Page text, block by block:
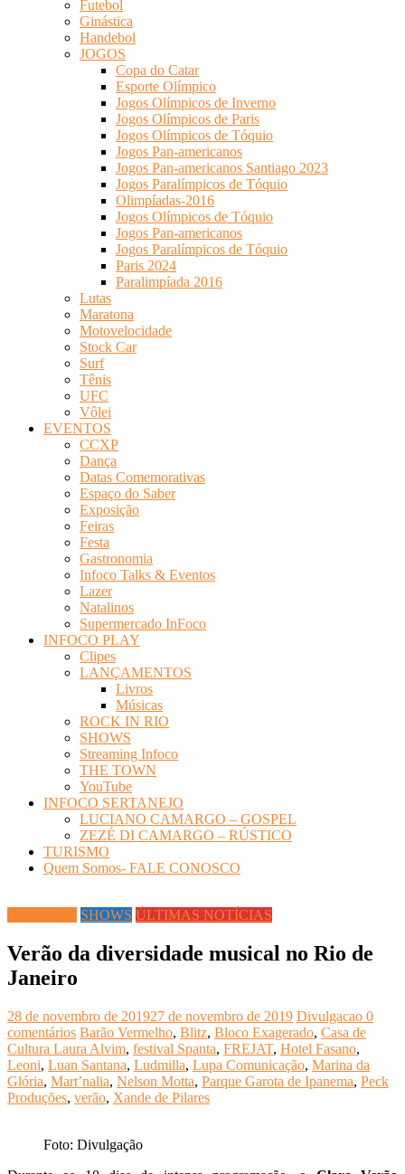
Futebol
Ginástica
Handebol
JOGOS
Copa do Catar
Esporte Olímpico
Jogos Olímpicos de Inverno
Jogos Olímpicos de Paris
Jogos Olímpicos de Tóquio
Jogos Pan-americanos
Jogos Pan-americanos Santiago 2023
Jogos Paralímpicos de Tóquio
Olimpíadas-2016
Jogos Olímpicos de Tóquio
Jogos Pan-americanos
Jogos Paralímpicos de Tóquio
Paris 2024
Paralimpíada 2016
Lutas
Maratona
Motovelocidade
Stock Car
Surf
Tênis
UFC
Vôlei
EVENTOS
CCXP
Dança
Datas Comemorativas
Espaço do Saber
Exposição
Feiras
Festa
Gastronomia
Infoco Talks & Eventos
Lazer
Natalinos
Supermercado InFoco
INFOCO PLAY
Clipes
LANÇAMENTOS
Livros
Músicas
ROCK IN RIO
SHOWS
Streaming Infoco
THE TOWN
YouTube
INFOCO SERTANEJO
LUCIANO CAMARGO – GOSPEL
ZEZÉ DI CAMARGO – RÚSTICO
TURISMO
Quem Somos- FALE CONOSCO
SHOWS ÚLTIMAS NOTÍCIAS
Verão da diversidade musical no Rio de
Janeiro
28 de novembro de 201927 de novembro de 2019 Divulgacao 0
comentários Barão Vermelho, Blitz, Bloco Exagerado, Casa de
Cultura Laura Alvim, festival Spanta, FREJAT, Hotel Fasano,
Leoni, Luan Santana, Ludmilla, Lupa Comunicação, Marina da
Glória, Mart’nalia, Nelson Motta, Parque Garota de Ipanema, Peck
Produções, verão, Xande de Pilares
Foto: Divulgação